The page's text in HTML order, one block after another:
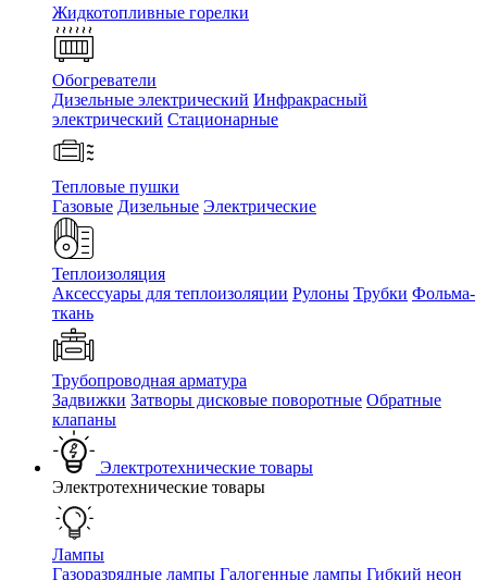
Жидкотопливные горелки
Обогреватели
Дизельные электрический Инфракрасный
электрический Стационарные
Тепловые пушки
Газовые Дизельные Электрические
Теплоизоляция
Аксессуары для теплоизоляции Рулоны Трубки Фольма-
ткань
Трубопроводная арматура
Задвижки Затворы дисковые поворотные Обратные
клапаны
Электротехнические товары
Электротехнические товары
Лампы
Газоразрядные лампы Галогенные лампы Гибкий неон